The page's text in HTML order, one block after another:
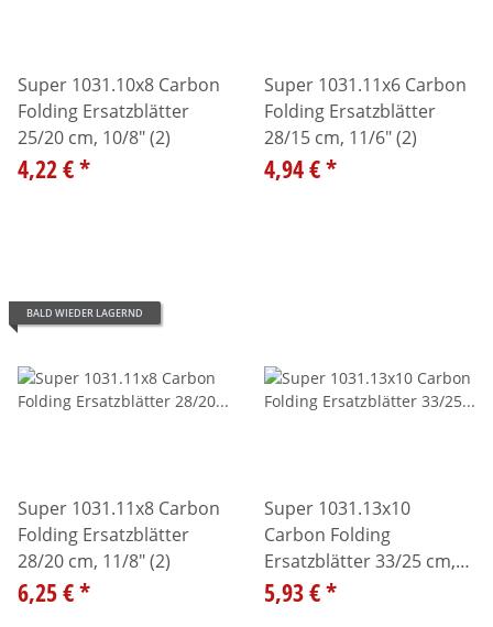
Super 1031.10x8 Carbon
Folding Ersatzblätter
25/20 cm, 10/8" (2)
4,22 €*
Super 1031.11x6 Carbon
Folding Ersatzblätter
28/15 cm, 11/6" (2)
4,94 €*
BALD WIEDER LAGERND
Super 1031.11x8 Carbon
Folding Ersatzblätter
28/20 cm, 11/8" (2)
6,25 €*
Super 1031.13x10
Carbon Folding
Ersatzblätter 33/25 cm,
13/10" (2)
5,93 €*